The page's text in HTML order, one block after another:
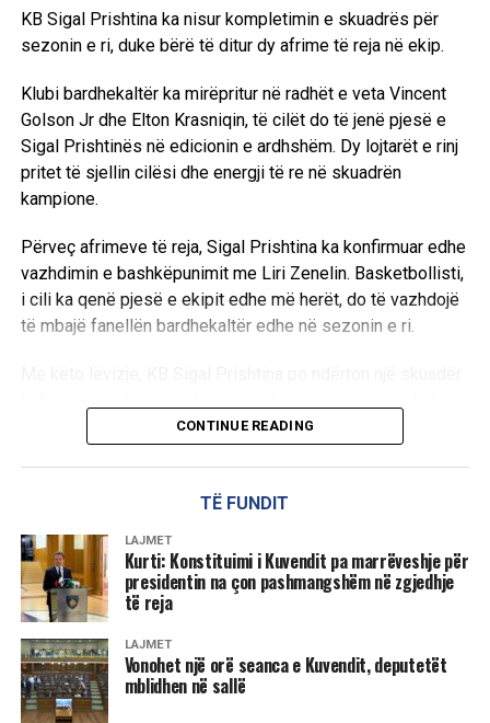
KB Sigal Prishtina ka nisur kompletimin e skuadrës për
sezonin e ri, duke bërë të ditur dy afrime të reja në ekip.
Klubi bardhekaltër ka mirëpritur në radhët e veta Vincent
Golson Jr dhe Elton Krasniqin, të cilët do të jenë pjesë e
Sigal Prishtinës në edicionin e ardhshëm. Dy lojtarët e rinj
pritet të sjellin cilësi dhe energji të re në skuadrën
kampione.
Përveç afrimeve të reja, Sigal Prishtina ka konfirmuar edhe
vazhdimin e bashkëpunimit me Liri Zenelin. Basketbollisti,
i cili ka qenë pjesë e ekipit edhe më herët, do të vazhdojë
të mbajë fanellën bardhekaltër edhe në sezonin e ri.
që tashmë e njohin ambientin e klubit.
D.L
CONTINUE READING
TË FUNDIT
LAJMET
Kurti: Konstituimi i Kuvendit pa marrëveshje për
presidentin na çon pashmangshëm në zgjedhje
të reja
LAJMET
Vonohet një orë seanca e Kuvendit, deputetët
mblidhen në sallë